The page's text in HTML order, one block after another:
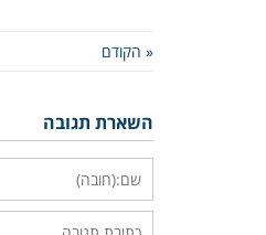
« הקודם
השארת תגובה